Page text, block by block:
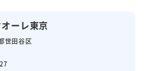
ーレ東京
世田谷区